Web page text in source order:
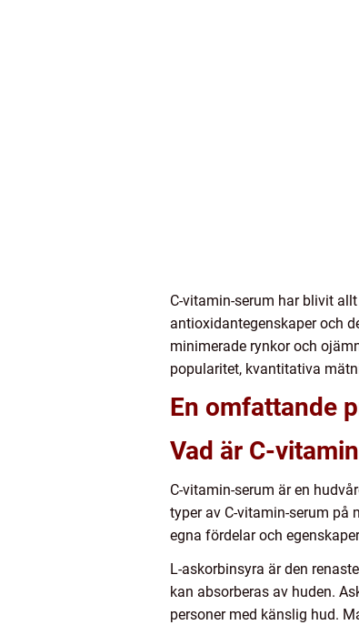
C-vitamin-serum har blivit
antioxidantegenskaper och
minimerade rynkor och
popularitet, kvantitativa
En omfattande
Vad är C-
C-vitamin-serum är en
typer av C-vitamin-serum på
egna fördelar och
L-askorbinsyra är den
kan absorberas av huden.
personer med känslig hud.